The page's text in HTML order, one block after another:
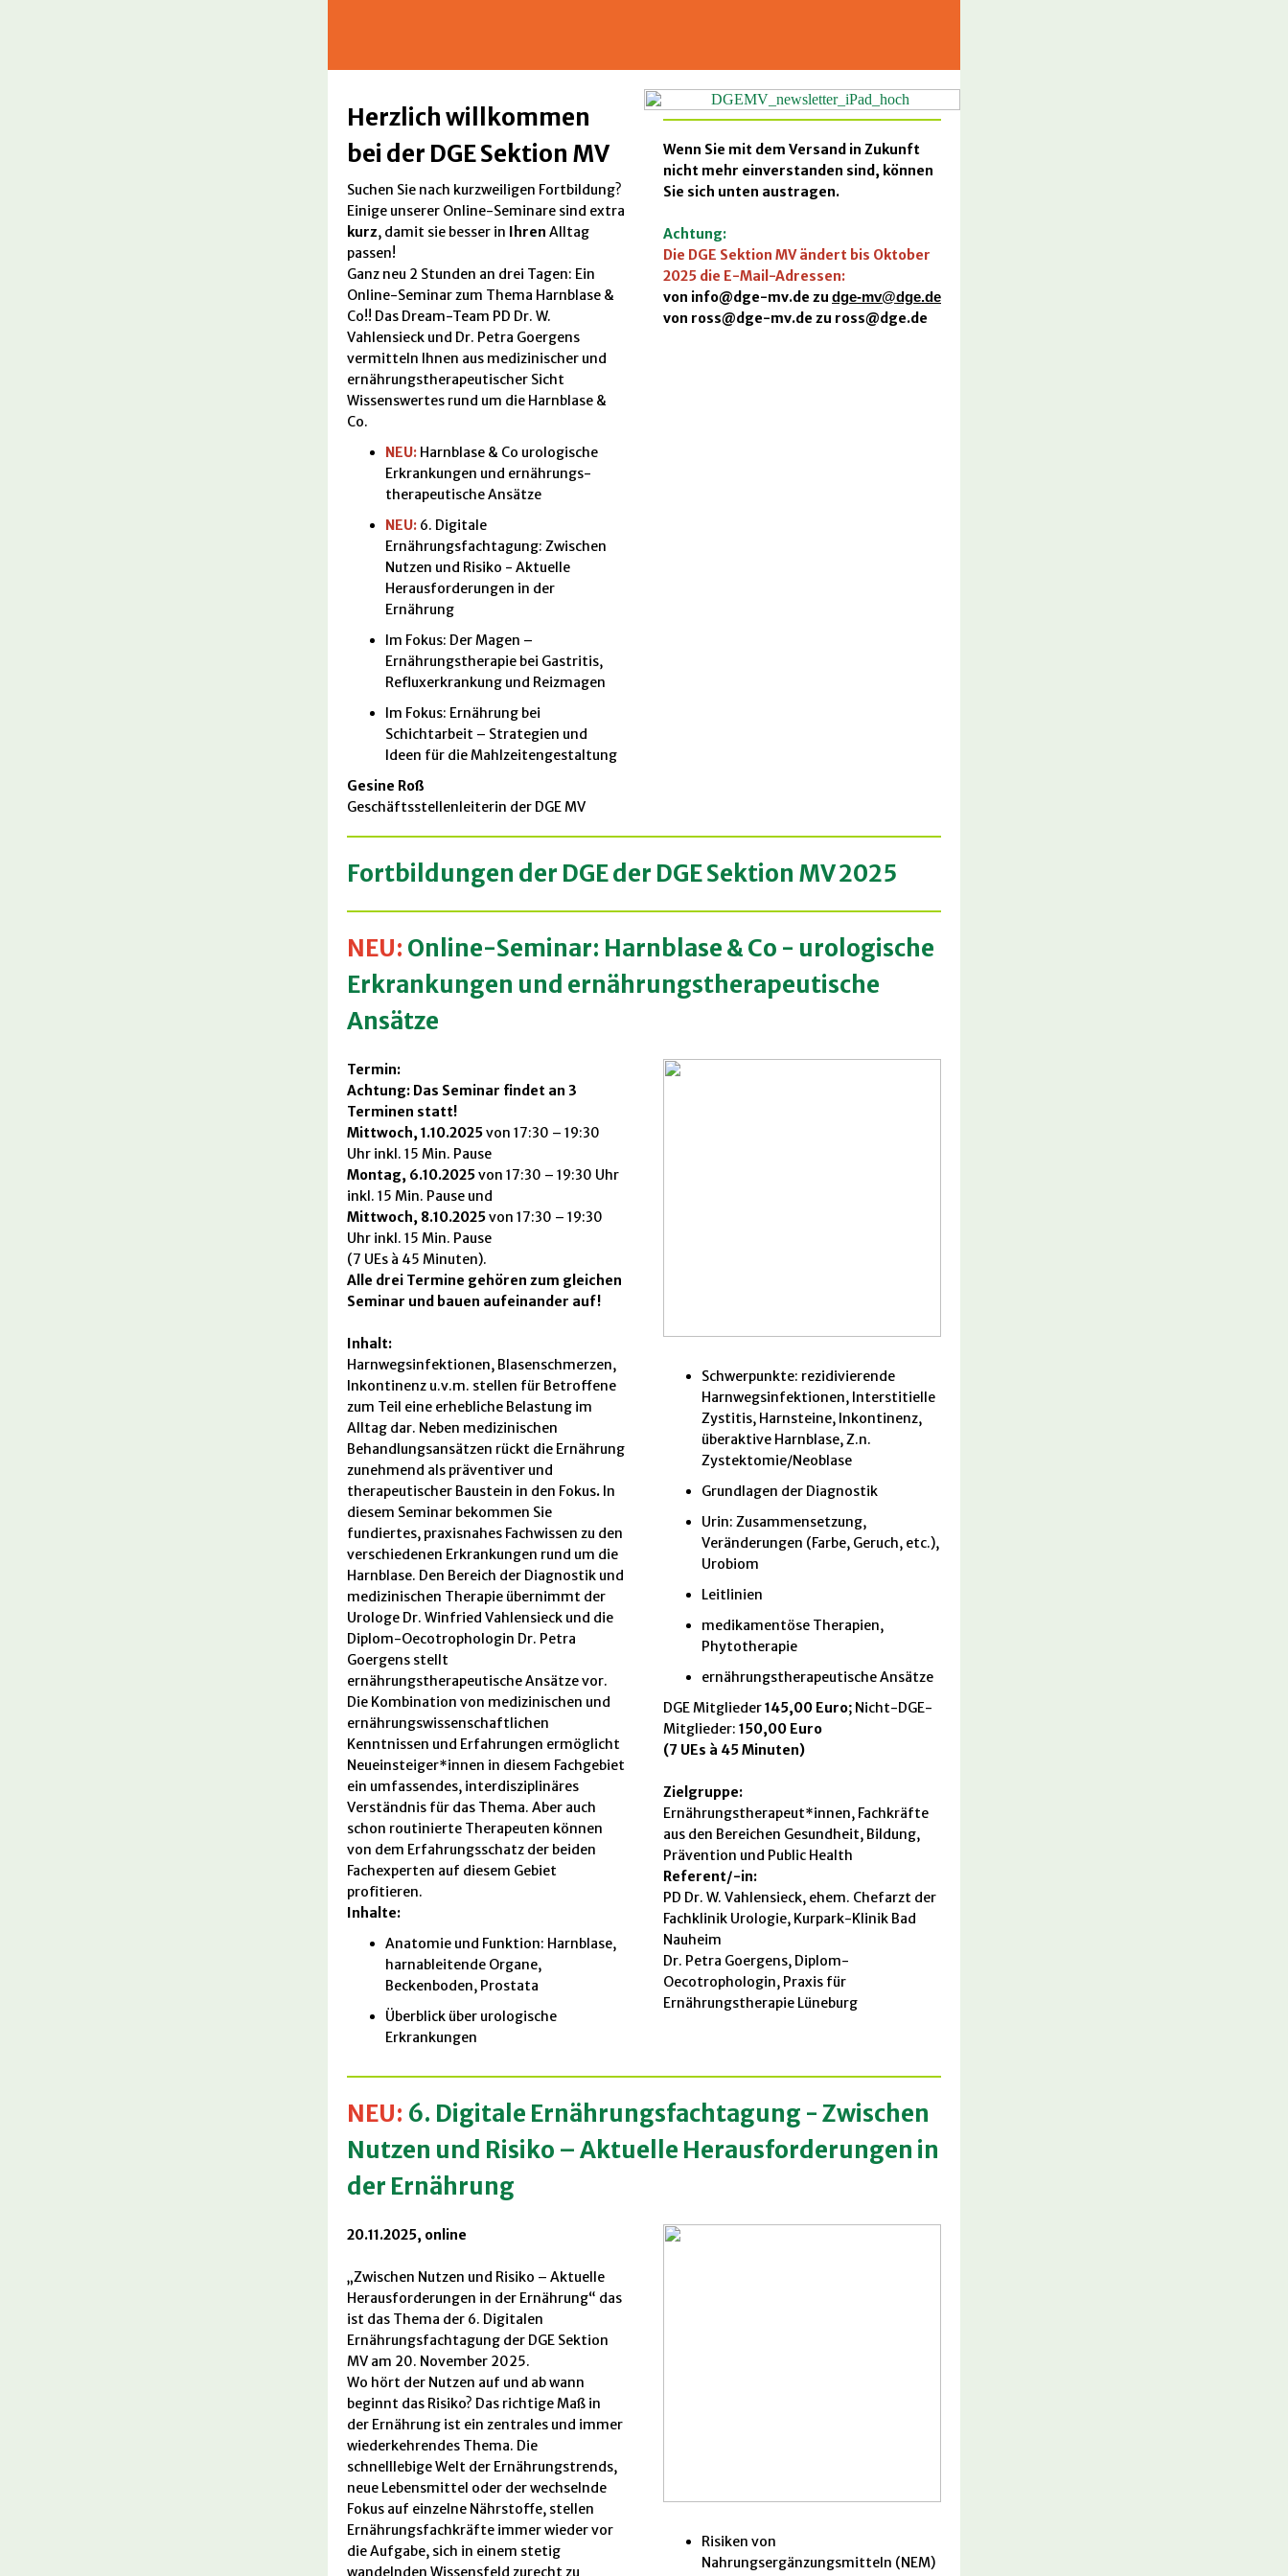
Herzlich willkommen
bei der DGE Sektion MV
Suchen Sie nach kurzweiligen Fortbildung?
Einige unserer Online-Seminare sind extra
kurz, damit sie besser in Ihren Alltag
passen!
Ganz neu 2 Stunden an drei Tagen: Ein
Online-Seminar zum Thema Harnblase &
Co!! Das Dream-Team PD Dr. W.
Vahlensieck und Dr. Petra Goergens
vermitteln Ihnen aus medizinischer und
ernährungstherapeutischer Sicht
Wissenswertes rund um die Harnblase &
Co.
NEU: Harnblase & Co urologische
Erkrankungen und ernährungs-
therapeutische Ansätze
NEU: 6. Digitale
Ernährungsfachtagung: Zwischen
Nutzen und Risiko - Aktuelle
Herausforderungen in der
Ernährung
Im Fokus: Der Magen –
Ernährungstherapie bei Gastritis,
Refluxerkrankung und Reizmagen
Im Fokus: Ernährung bei
Schichtarbeit – Strategien und
Ideen für die Mahlzeitengestaltung
Gesine Roß
Geschäftsstellenleiterin der DGE MV
Wenn Sie mit dem Versand in Zukunft
nicht mehr einverstanden sind, können
Sie sich unten austragen.
Achtung:
Die DGE Sektion MV ändert bis Oktober
2025 die E-Mail-Adressen:
von info@dge-mv.de zu dge-mv@dge.de
von ross@dge-mv.de zu ross@dge.de
Fortbildungen d er DGE der DGE Sektion MV2025
NEU: Online-Seminar: Harnblase & Co - urologische
Erkrankungen und ernährungstherapeutische
Ansätze
Termin:
Achtung: Das Seminar findet an 3
Terminen statt!
Mittwoch, 1.10.2025von 17:30 – 19:30
Uhr inkl. 15 Min. Pause
Montag, 6.10.2025von 17:30 – 19:30 Uhr
inkl. 15 Min. Pause und
Mittwoch, 8.10.2025von 17:30 – 19:30
Uhr inkl. 15 Min. Pause
(7 UEs à 45 Minuten).
Alle drei Termine gehören zum gleichen
Seminar und bauen aufeinander auf!
Inhalt:
Harnwegsinfektionen, Blasenschmerzen,
Inkontinenz u.v.m. stellen für Betroffene
zum Teil eine erhebliche Belastung im
Alltag dar. Neben medizinischen
Behandlungsansätzen rückt die Ernährung
zunehmend als präventiver und
therapeutischer Baustein in den Fokus. In
diesem Seminar bekommen Sie
fundiertes, praxisnahes Fachwissen zu den
verschiedenen Erkrankungen rund um die
Harnblase. Den Bereich der Diagnostik und
medizinischen Therapie übernimmt der
Urologe Dr. Winfried Vahlensieck und die
Diplom-Oecotrophologin Dr. Petra
Goergens stellt
ernährungstherapeutische Ansätze vor.
Die Kombination von medizinischen und
ernährungswissenschaftlichen
Kenntnissen und Erfahrungen ermöglicht
Neueinsteiger*innen in diesem Fachgebiet
ein umfassendes, interdisziplinäres
Verständnis für das Thema. Aber auch
schon routinierte Therapeuten können
von dem Erfahrungsschatz der beiden
Fachexperten auf diesem Gebiet
profitieren.
Inhalte:
Anatomie und Funktion: Harnblase,
harnableitende Organe,
Beckenboden, Prostata
Überblick über urologische
Erkrankungen
Schwerpunkte: rezidivierende
Harnwegsinfektionen, Interstitielle
Zystitis, Harnsteine, Inkontinenz,
überaktive Harnblase, Z.n.
Zystektomie/Neoblase
Grundlagen der Diagnostik
Urin: Zusammensetzung,
Veränderungen (Farbe, Geruch, etc.),
Urobiom
Leitlinien
medikamentöse Therapien,
Phytotherapie
ernährungstherapeutische Ansätze
DGE Mitglieder145,00 Euro; Nicht-DGE-
Mitglieder: 150,00 Euro
(7 UEs à 45 Minuten)
Zielgruppe:
Ernährungstherapeut*innen, Fachkräfte
aus den Bereichen Gesundheit, Bildung,
Prävention und Public Health
Referent/-in:
PD Dr. W. Vahlensieck, ehem. Chefarzt der
Fachklinik Urologie, Kurpark-Klinik Bad
Nauheim
Dr. Petra Goergens, Diplom-
Oecotrophologin, Praxis für
Ernährungstherapie Lüneburg
NEU: 6. Digitale Ernährungsfachtagung - Zwischen
Nutzen und Risiko – Aktuelle Herausforderungen in
der Ernährung
20.11.2025, online
„Zwischen Nutzen und Risiko – Aktuelle
Herausforderungen in der Ernährung“ das
ist das Thema der 6. Digitalen
Ernährungsfachtagung der DGE Sektion
MV am 20. November 2025.
Wo hört der Nutzen auf und ab wann
beginnt das Risiko? Das richtige Maß in
der Ernährung ist ein zentrales und immer
wiederkehrendes Thema. Die
schnelllebige Welt der Ernährungstrends,
neue Lebensmittel oder der wechselnde
Fokus auf einzelne Nährstoffe, stellen
Ernährungsfachkräfte immer wieder vor
die Aufgabe, sich in einem stetig
wandelnden Wissensfeld zurecht zu
Risiken von
Nahrungsergänzungsmitteln (NEM)